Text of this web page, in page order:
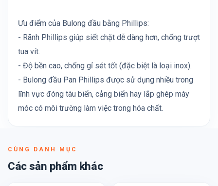
Ưu điểm của Bulong đầu bằng Phillips:
- Rãnh Phillips giúp siết chặt dễ dàng hơn, chống trượt
tua vít.
- Độ bền cao, chống gỉ sét tốt (đặc biệt là loại inox).
- Bulong đầu Pan Phillips được sử dụng nhiều trong
lĩnh vực đóng tàu biển, cảng biển hay lắp ghép máy
móc có môi trường làm việc trong hóa chất.
CÙNG DANH MỤC
Các sản phẩm khác